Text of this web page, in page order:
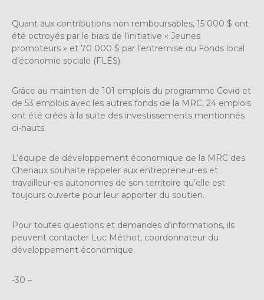
Quant aux contributions non remboursables, 15 000 $ ont
été octroyés par le biais de l’initiative « Jeunes
promoteurs » et 70 000 $ par l’entremise du Fonds local
d’économie sociale (FLÉS).
Grâce au maintien de 101 emplois du programme Covid et
de 53 emplois avec les autres fonds de la MRC, 24 emplois
ont été créés à la suite des investissements mentionnés
ci-hauts.
L’équipe de développement économique de la MRC des
Chenaux souhaite rappeler aux entrepreneur-es et
travailleur-es autonomes de son territoire qu’elle est
toujours ouverte pour leur apporter du soutien.
Pour toutes questions et demandes d’informations, ils
peuvent contacter Luc Méthot, coordonnateur du
développement économique.
-30 –